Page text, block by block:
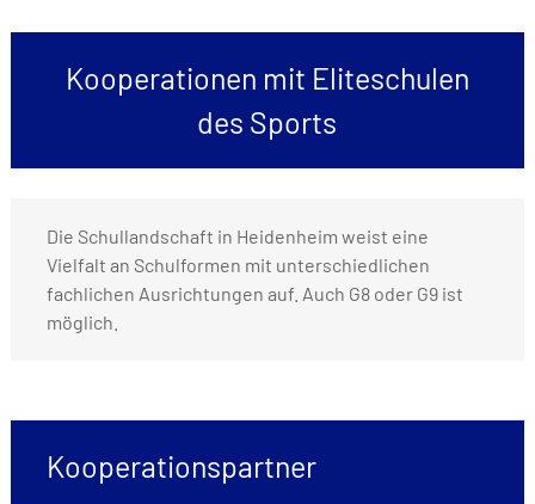
Kooperationen mit Eliteschulen
des Sports
Die Schullandschaft in Heidenheim weist eine
Vielfalt an Schulformen mit unterschiedlichen
fachlichen Ausrichtungen auf. Auch G8 oder G9 ist
möglich.
Kooperationspartner